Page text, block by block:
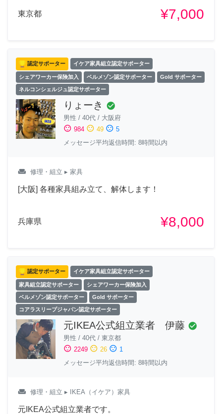
東京都 ¥7,000
認定サポーター イケア家具組立認定サポーター
シェアワーカー保険加入 ベルメゾン認定サポーター Gold サポーター
ネルコンシェルジュ認定サポーター
りょーき check_circle
男性 / 40代 / 大阪府
sentiment_satisfied 984 sentiment_neutral 49 sentiment_dissatisfied 5
メッセージ平均返信時間: 8時間以内
weekend 修理・組立 ▸ 家具
[大阪] 各種家具組み立て、解体します！
兵庫県 ¥8,000
認定サポーター イケア家具組立認定サポーター
家具組立認定サポーター シェアワーカー保険加入
ベルメゾン認定サポーター Gold サポーター
コアラスリープジャパン認定サポーター
元IKEA公式組立業者 伊藤 check_circle
男性 / 40代 / 東京都
sentiment_satisfied 2249 sentiment_neutral 26 sentiment_dissatisfied 1
メッセージ平均返信時間: 8時間以内
weekend 修理・組立 ▸ IKEA（イケア）家具
元IKEA公式組立業者です。